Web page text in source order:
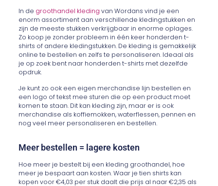
In de groothandel kledingvan Wordans vind je een
enorm assortiment aan verschillende kledingstukken en
zijn de meeste stukken verkrijgbaar in enorme oplages.
Zo koop je zonder probleem in één keer honderden t-
shirts of andere kledingstukken. De kleding is gemakkelijk
online te bestellen en zelfs te personaliseren. Ideaal als
je op zoek bent naar honderden t-shirts met dezelfde
opdruk.
Je kunt zo ook een eigen merchandise lijn bestellen en
een logo of tekst mee sturen die op een product moet
komen te staan. Dit kan kleding zijn, maar er is ook
merchandise als koffiemokken, waterflessen, pennen en
nog veel meer personaliseren en bestellen.
Meer bestellen = lagere kosten
Hoe meer je bestelt bij een kleding groothandel, hoe
meer je bespaart aan kosten. Waar je tien shirts kan
kopen voor €4,03 per stuk daalt die prijs al naar €2,35 als